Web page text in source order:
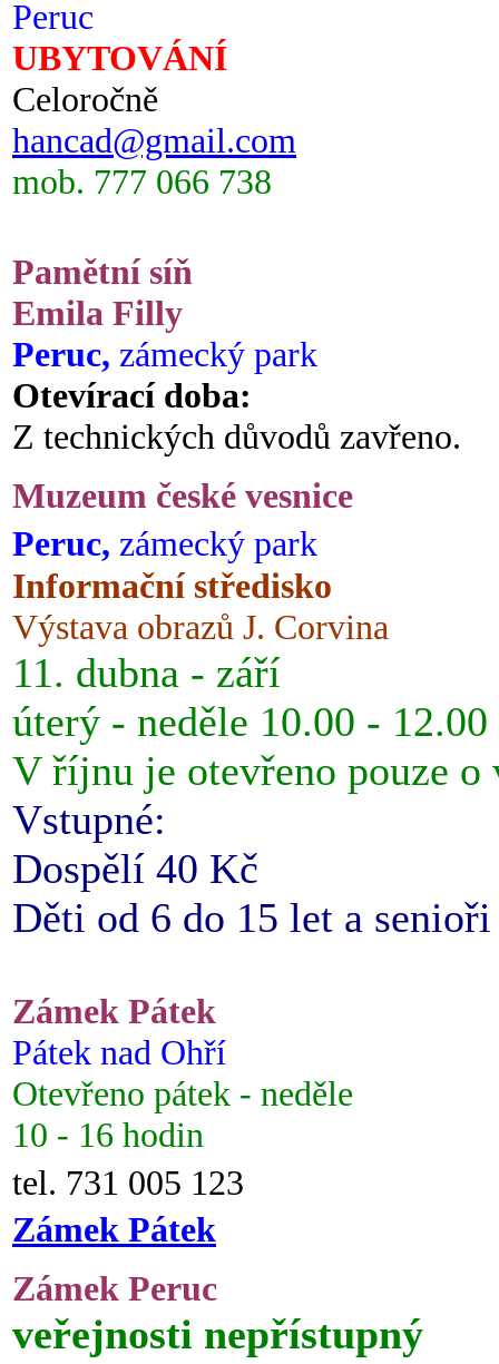
Peruc
UBYTOVÁNÍ
Celoročně
hancad@gmail.com
mob. 777 066 738
Pamětní síň
Emila Filly
Peruc, zámecký park
Otevírací doba:
Z technických důvodů zavřeno.
Muzeum české vesnice
Peruc, zámecký park
Informační středisko
Výstava obrazů J. Corvina
11. dubna - září
úterý - neděle 10.00 -
V říjnu je otevřeno pouze o
Vstupné:
Dospělí 40 Kč
Děti od 6 do 15 let a
Zámek Pátek
Pátek nad Ohří
Otevřeno pátek - neděle
10 - 16 hodin
tel. 731 005 123
Zámek Pátek
Zámek Peruc
veřejnosti nepřístupný